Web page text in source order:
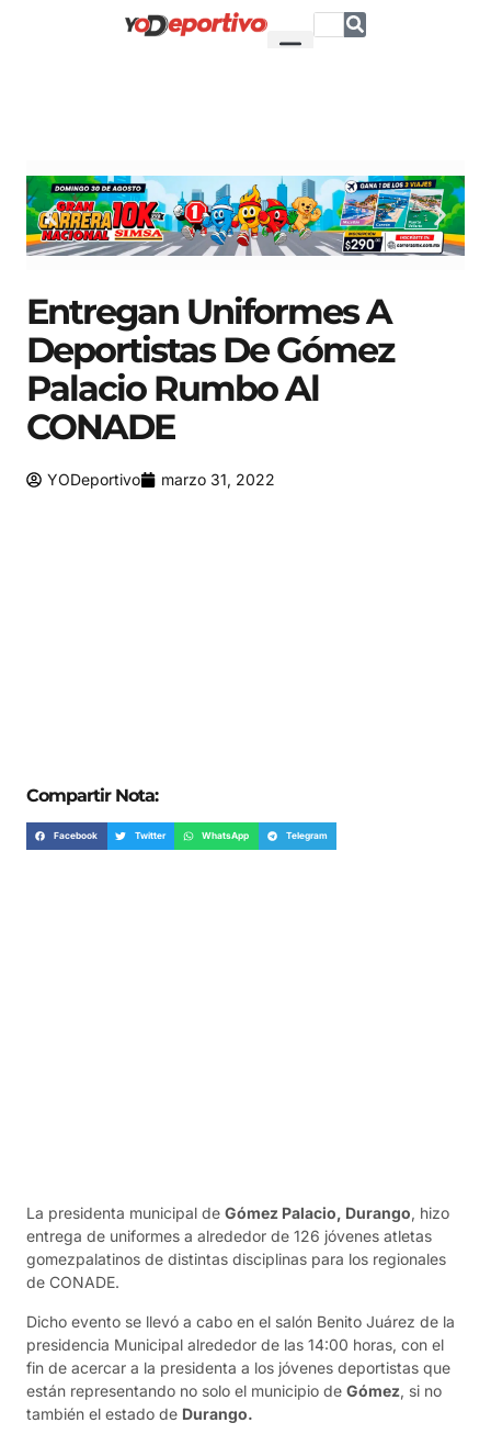
Entregan Uniformes A
Deportistas De Gómez
Palacio Rumbo Al
CONADE
YODeportivo marzo 31, 2022
Compartir Nota:
Facebook Twitter WhatsApp Telegram
La presidenta municipal de Gómez Palacio, Durango, hizo
entrega de uniformes a alrededor de 126 jóvenes atletas
gomezpalatinos de distintas disciplinas para los regionales
de CONADE.
Dicho evento se llevó a cabo en el salón Benito Juárez de la
presidencia Municipal alrededor de las 14:00 horas, con el
fin de acercar a la presidenta a los jóvenes deportistas que
están representando no solo el municipio de Gómez, si no
también el estado de Durango.